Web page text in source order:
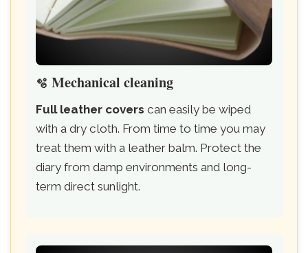
🫧 Mechanical cleaning
Full leather covers can easily be wiped
with a dry cloth. From time to time you may
treat them with a leather balm. Protect the
diary from damp environments and long-
term direct sunlight.